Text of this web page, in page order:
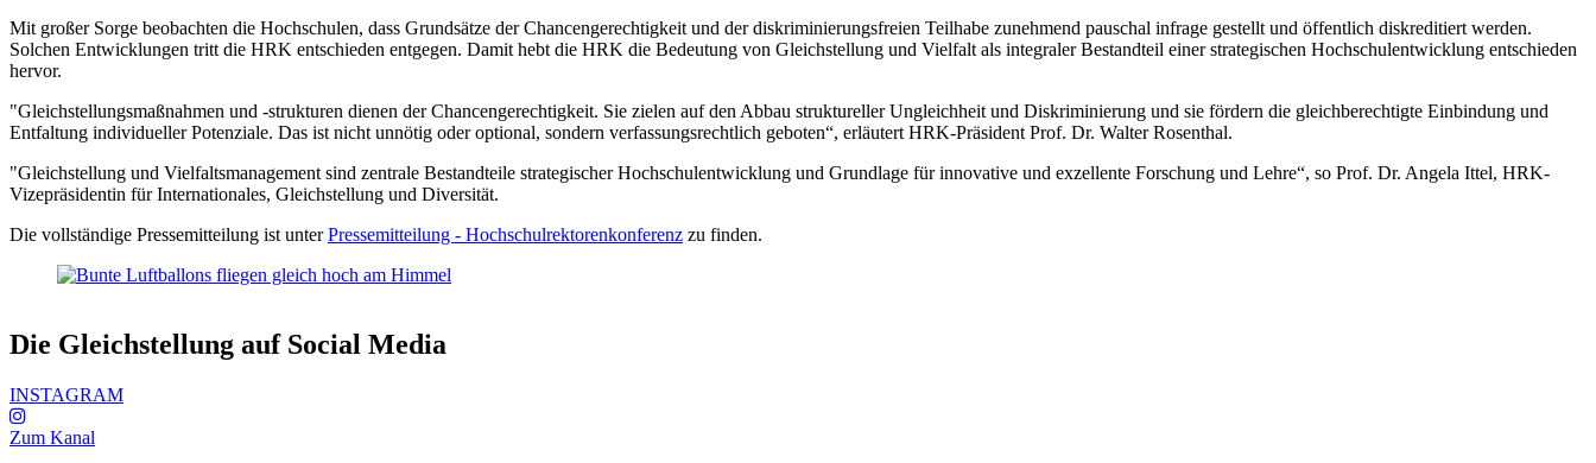
Mit großer Sorge beobachten die Hochschulen, dass Grundsätze der Chancengerechtigkeit und der diskriminierungsfreien Teilhabe zunehmend pauschal infrage gestellt und öffentlich diskreditiert werden.
Solchen Entwicklungen tritt die HRK entschieden entgegen. Damit hebt die HRK die Bedeutung von Gleichstellung und Vielfalt als integraler Bestandteil einer strategischen Hochschulentwicklung entschieden
hervor.
"Gleichstellungsmaßnahmen und -strukturen dienen der Chancengerechtigkeit. Sie zielen auf den Abbau struktureller Ungleichheit und Diskriminierung und sie fördern die gleichberechtigte Einbindung und
Entfaltung individueller Potenziale. Das ist nicht unnötig oder optional, sondern verfassungsrechtlich geboten“, erläutert HRK-Präsident Prof. Dr. Walter Rosenthal.
"Gleichstellung und Vielfaltsmanagement sind zentrale Bestandteile strategischer Hochschulentwicklung und Grundlage für innovative und exzellente Forschung und Lehre“, so Prof. Dr. Angela Ittel, HRK-
Vizepräsidentin für Internationales, Gleichstellung und Diversität.
Die vollständige Pressemitteilung ist unterPressemitteilung - Hochschulrektorenkonferenz zu finden.
Die Gleichstellung auf Social Media
INSTAGRAM
Zum Kanal